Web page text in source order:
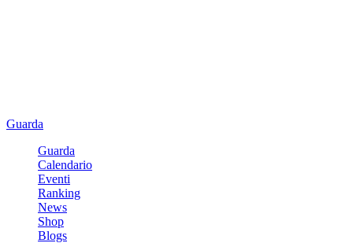
Guarda
Guarda
Calendario
Eventi
Ranking
News
Shop
Blogs